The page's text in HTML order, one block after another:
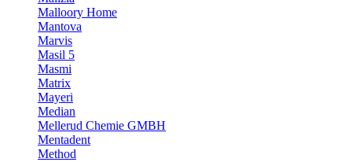
Malloory Home
Mantova
Marvis
Masil 5
Masmi
Matrix
Mayeri
Median
Mellerud Chemie GMBH
Mentadent
Method